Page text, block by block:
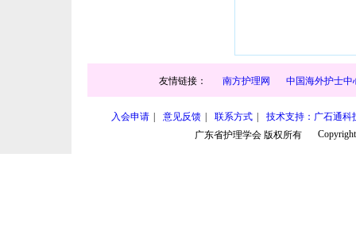
友情链接： 南方护理网 中国海外护士中
入会申请 意见反馈 联系方式
技术支持：广石通科
广东省护理学会 版权所有